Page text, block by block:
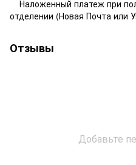
Наложенный платеж при
отделении (Новая Почта или
Отзывы
Добавьте